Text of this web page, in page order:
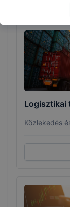
Logisztikai
Közlekedés